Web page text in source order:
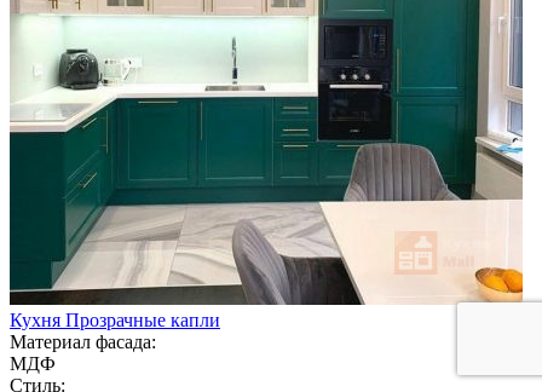
Кухня Прозрачные капли
Материал фасада:
МДФ
Стиль: